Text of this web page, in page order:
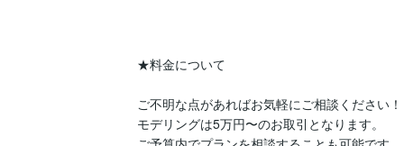
★料金について
ご不明な点があればお気軽にご相談ください！
モデリングは5万円〜のお取引となります。